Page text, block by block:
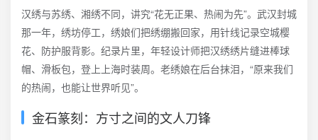
汉绣与苏绣、湘绣不同，讲究“花无正果、热闹为先”。武汉封城
那一年，绣坊停工，绣娘们把绣绷搬回家，用针线记录空城樱
花、防护服背影。纪录片里，年轻设计师把汉绣绣片缝进棒球
帽、滑板包，登上上海时装周。老绣娘在后台抹泪，“原来我们
的热闹，也能让世界听见”。
金石篆刻：方寸之间的文人刀锋